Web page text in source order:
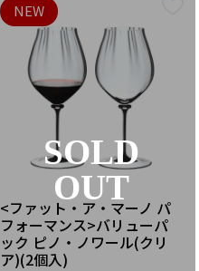
<ファット・ア・マーノ パ
フォーマンス>バリューパ
ック ピノ・ノワール(クリ
ア)(2個入)
NEW
SOLD
OUT